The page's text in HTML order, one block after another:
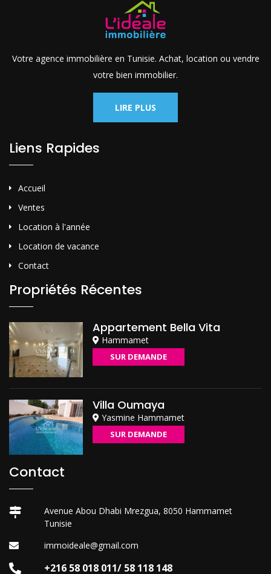
Votre agence immobilière en Tunisie. Achat, location ou vendre
votre bien immobilier.
LIRE PLUS
Liens Rapides
Accueil
Ventes
Location à l'année
Location de vacance
Contact
Propriétés Récentes
Appartement Bella Vita
Hammamet
SUR DEMANDE
Villa Oumaya
Yasmine Hammamet
SUR DEMANDE
Contact
Avenue Abou Dhabi Mrezgua, 8050 Hammamet
Tunisie
immoideale@gmail.com
+216 58 018 011/ 58 118 148